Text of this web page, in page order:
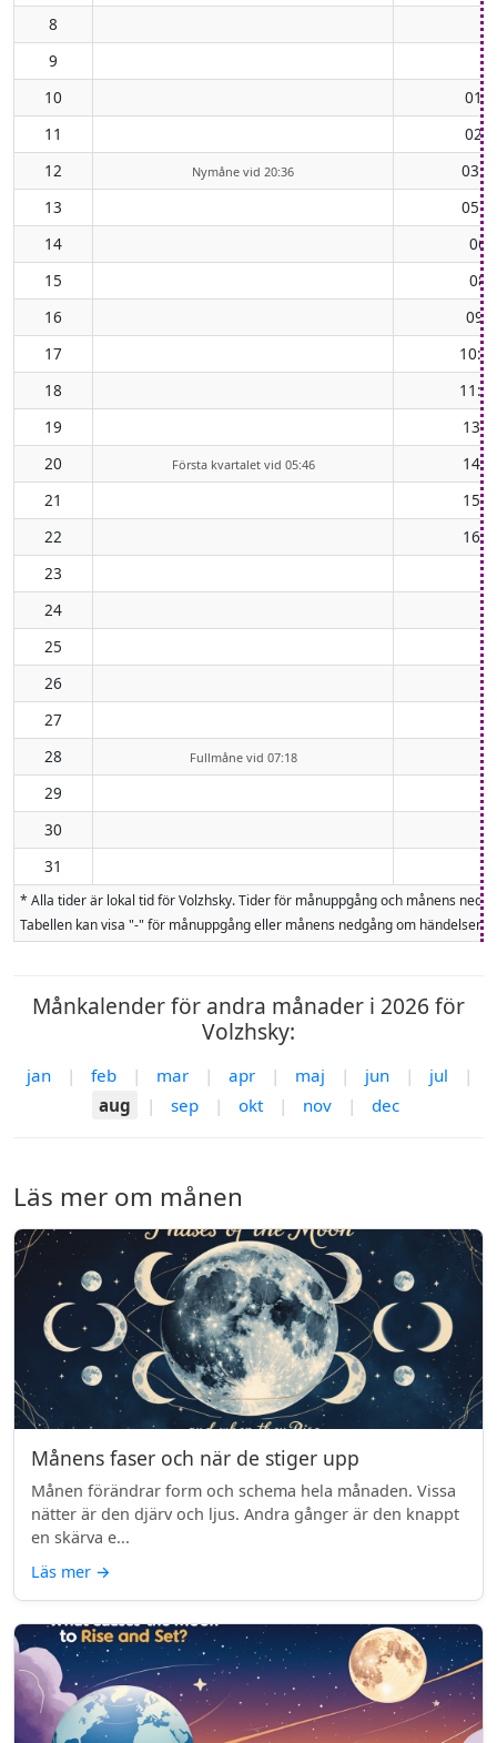
8
9
10
11
12
Nymåne vid 20:36
13
14
15
16
17
18
19
20
Första kvartalet vid 05:46
21
22
23
24
25
26
27
28
Fullmåne vid 07:18
29
30
31
* Alla tider är lokal tid för Volzhsky. Tider för månuppgång och månens
Tabellen kan visa "-" för månuppgång eller månens nedgång om
Månkalender för andra månader i 2026 för
Volzhsky:
jan | feb | mar | apr | maj | jun | jul
|
aug
| sep | okt | nov | dec
Läs mer om månen
Månens faser och när de stiger upp
Månen förändrar form och schema hela månaden. Vissa
nätter är den djärv och ljus. Andra gånger är den knappt
en skärva e...
Läs mer →